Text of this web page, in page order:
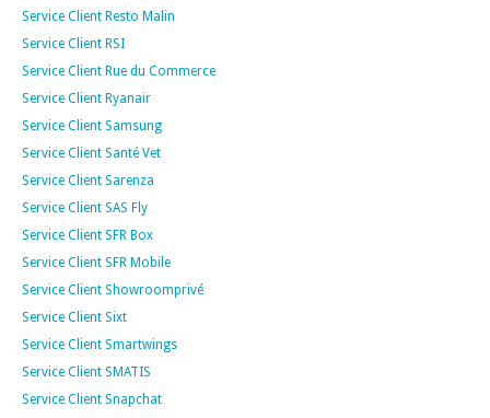
Service Client Resto Malin
Service Client RSI
Service Client Rue du Commerce
Service Client Ryanair
Service Client Samsung
Service Client Santé Vet
Service Client Sarenza
Service Client SAS Fly
Service Client SFR Box
Service Client SFR Mobile
Service Client Showroomprivé
Service Client Sixt
Service Client Smartwings
Service Client SMATIS
Service Client Snapchat